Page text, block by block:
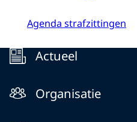
Agenda strafzittingen
MenuActueel
Organisatie